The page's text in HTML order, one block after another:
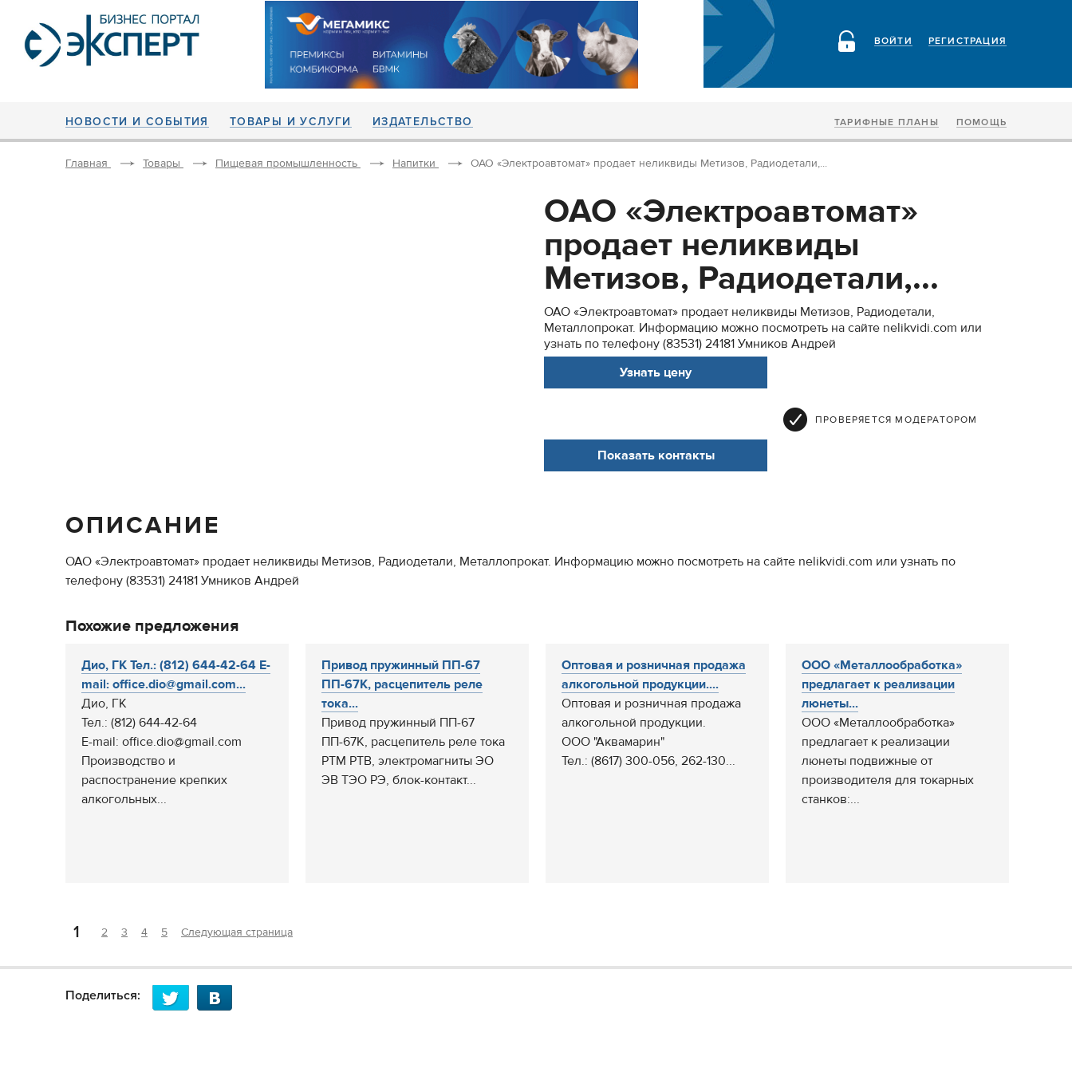
РЕГИСТРАЦИЯ
ВОЙТИ
НОВОСТИ И СОБЫТИЯ ТОВАРЫ И УСЛУГИ ИЗДАТЕЛЬСТВО ТАРИФНЫЕ ПЛАНЫ ПОМОЩЬ
Главная Товары Пищевая промышленность Напитки ОАО «Электроавтомат» продает неликвиды Метизов, Радиодетали,...
ОАО «Электроавтомат»
продает неликвиды
Метизов, Радиодетали,...
ОАО «Электроавтомат» продает неликвиды Метизов, Радиодетали,
Металлопрокат. Информацию можно посмотреть на сайте nelikvidi.com или
узнать по телефону (83531) 24181 Умников Андрей
Узнать цену
ПРОВЕРЯЕТСЯ МОДЕРАТОРОМ
Показать контакты
ОПИСАНИЕ
ОАО «Электроавтомат» продает неликвиды Метизов, Радиодетали, Металлопрокат. Информацию можно посмотреть на сайте nelikvidi.com или узнать по
телефону (83531) 24181 Умников Андрей
Похожие предложения
Дио, ГК Тел.: (812) 644-42-64 E-
mail: office.dio@gmail.com...
Дио, ГК
Тел.: (812) 644-42-64
E-mail: office.dio@gmail.com
Производство и
распостранение крепких
алкогольных...
Привод пружинный ПП-67
ПП-67К, расцепитель реле
тока...
Привод пружинный ПП-67
ПП-67К, расцепитель реле тока
РТМ РТВ, электромагниты ЭО
ЭВ ТЭО РЭ, блок-контакт...
Оптовая и розничная продажа
алкогольной продукции....
Оптовая и розничная продажа
алкогольной продукции.
ООО "Аквамарин"
Тел.: (8617) 300-056, 262-130...
ООО «Металлообработка»
предлагает к реализации
люнеты...
ООО «Металлообработка»
предлагает к реализации
люнеты подвижные от
производителя для токарных
станков:...
1 2 3 4 5 Следующая страница
Поделиться: